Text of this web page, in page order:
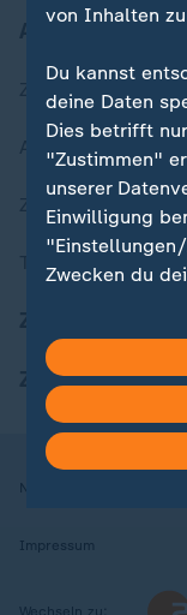
Zuletzt
Aktuelle
ZDFheute Stories
Themen im
ZDFheute Apps
Nutzungsbedingungen
Impressum
Wechseln zu:
von Inhalten
Du kannst
deine Daten
Dies betrifft
"Zustimmen"
unserer
Einwilligung
Zwecken du
in deinen
Hier findest du
Weitere